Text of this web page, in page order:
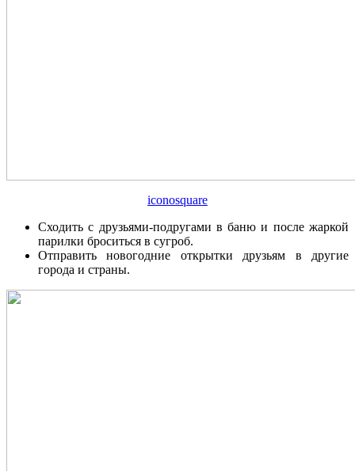
iconosquare
Сходить с друзьями-подругами в баню и после жаркой
парилки броситься в сугроб.
Отправить новогодние открытки друзьям в другие
города и страны.